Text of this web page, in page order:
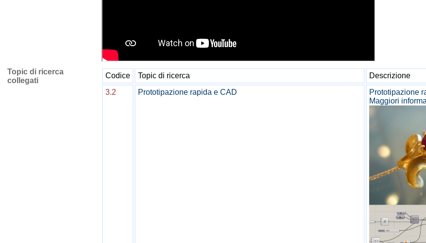
Topic di ricerca
collegati
Codice Topic di ricerca
Descrizione
3.2
Prototipazione rapida e CAD
Prototipazione
Maggiori